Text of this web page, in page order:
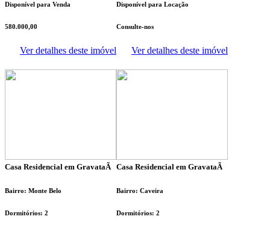
Disponível para Venda
580.000,00
Ver detalhes deste imóvel
Disponível para Locação
Consulte-nos
Ver detalhes deste imóvel
Casa Residencial em GravataÃ­
Bairro: Monte Belo
Dormitórios: 2
Casa Residencial em GravataÃ­
Bairro: Caveira
Dormitórios: 2